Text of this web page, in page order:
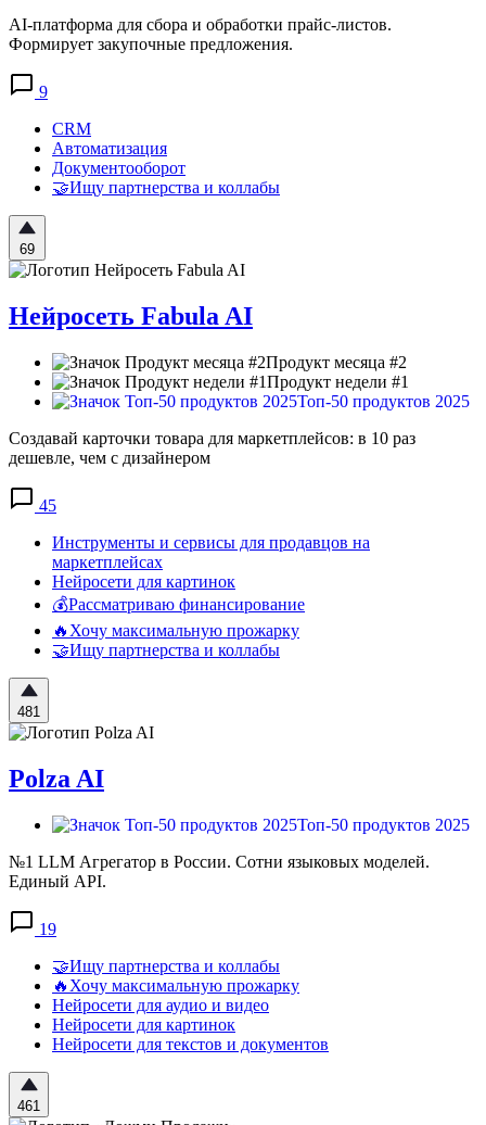
AI‑платформа для сбора и обработки прайс‑листов.
Формирует закупочные предложения.
9
CRM
Автоматизация
Документооборот
🤝Ищу партнерства и коллабы
69
Нейросеть Fabula AI
Продукт месяца #2
Продукт недели #1
Топ-50 продуктов 2025
Создавай карточки товара для маркетплейсов: в 10 раз
дешевле, чем с дизайнером
45
Инструменты и сервисы для продавцов на
маркетплейсах
Нейросети для картинок
💰Рассматриваю финансирование
🔥Хочу максимальную прожарку
🤝Ищу партнерства и коллабы
481
Polza AI
Топ-50 продуктов 2025
№1 LLM Агрегатор в России. Сотни языковых моделей.
Единый API.
19
🤝Ищу партнерства и коллабы
🔥Хочу максимальную прожарку
Нейросети для аудио и видео
Нейросети для картинок
Нейросети для текстов и документов
461